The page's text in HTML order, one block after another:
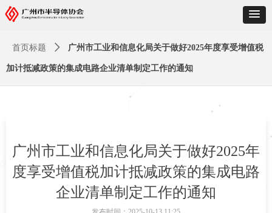
广州市工业和信息化局关于做好2025年
度享受增值税加计抵减政策的集成电路
企业清单制定工作的通知
首页标题 ꄲ 广州市工业和信息化局关于做好2025年度享受增值税
加计抵减政策的集成电路企业清单制定工作的通知